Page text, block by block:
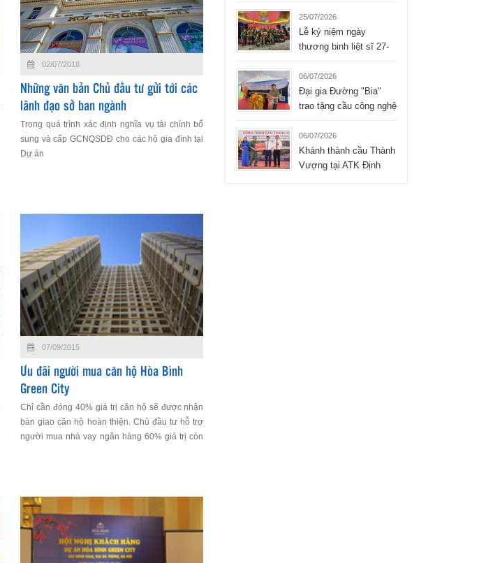
02/07/2018
Những văn bản Chủ đầu tư gửi tới các
lãnh đạo sở ban ngành
Trong quá trình xác định nghĩa vụ tài chính bổ
sung và cấp GCNQSDĐ cho các hộ gia đình tại
Dự án
07/09/2015
Ưu đãi người mua căn hộ Hòa Bình
Green City
Chỉ cần đóng 40% giá trị căn hộ sẽ được nhận
bàn giao căn hộ hoàn thiện. Chủ đầu tư hỗ trợ
người mua nhà vay ngân hàng 60% giá trị còn
Tập đoàn Hòa Bình
25/07/2026
Lễ kỷ niệm ngày
thương binh liệt sĩ 27-
TNHH Hòa Bình
06/07/2026
Đại gia Đường "Bia"
trao tặng cầu công nghệ
- Thái Nguyên
06/07/2026
Khánh thành cầu Thành
Vượng tại ATK Định